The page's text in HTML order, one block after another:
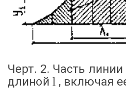
Черт. 2. Часть
длиной l , включая